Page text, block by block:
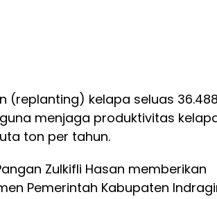
(replanting) kelapa seluas
menjaga produktivitas
ton per tahun.
Zulkifli Hasan memberikan
Pemerintah Kabupaten